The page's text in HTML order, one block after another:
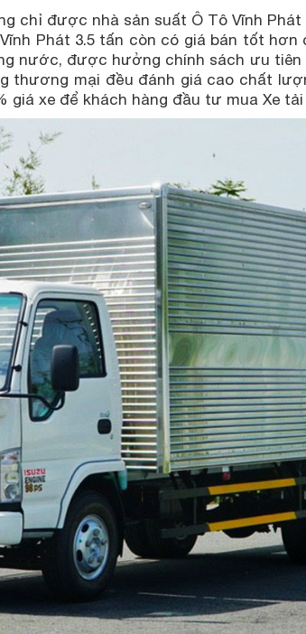
chỉ được nhà sản suất Ô Tô Vĩnh
Phát 3.5 tấn còn có giá bán tốt
nước, được hưởng chính sách ưu
thương mại đều đánh giá cao chất
giá xe để khách hàng đầu tư mua Xe tải